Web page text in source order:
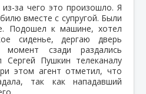
за чего это произошло. Я
вместе с супругой. Были
Подошел к машине, хотел
сиденье, дергаю дверь
сзади раздались
Сергей Пушкин телеканалу
этом агент отметил, что
так как нападавший